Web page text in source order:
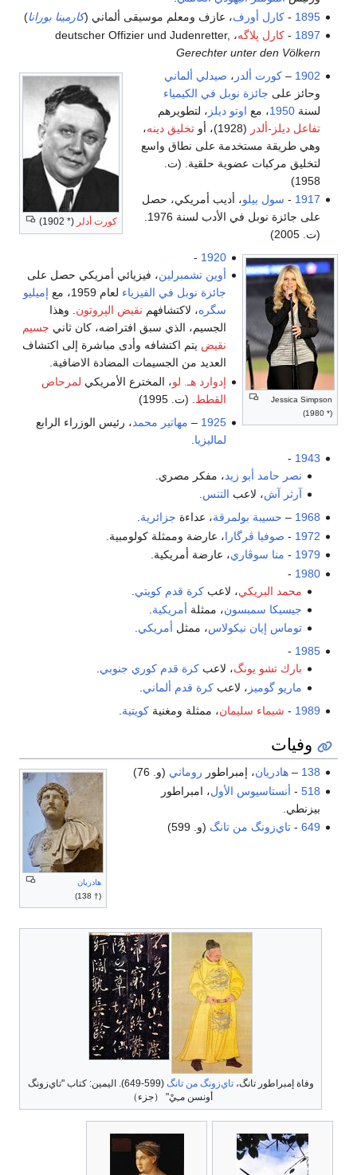
1895
-كارل أورف، عازف ومعلم موسيقى ألماني (كارمينا بورانا)
1897
-كارل پلاگه، deutscher Offizier und Judenretter,
Gerechter unter den Völkern
كورت أدلر (* 1902)
1902
–كورت ألدر ، صيدلي ألماني
وحائز على جائزة نوبل في الكيمياء
لسنة1950، مع اوتو ديلز ، لتطويرهم
تفاعل ديلز-ألدر (1928)، أو تخليق دينه،
وهي طريقة مستخدمة على نطاق واسع
لتخليق مركبات عضوية حلقية. (ت.
1958)
1917
- سول بيلو، أديب أمريكي، حصل
على جائزة نوبل في الأدب لسنة 1976.
(ت. 2005)
Jessica Simpson
(* 1980)
1920
-
أوين تشمبرلين، فيزيائي أمريكي حصل على
جائزة نوبل في الفيزياء لعام 1959، مع
إميليو
سگره، لاكتشافهم نقيض الپروتون. وهذا
الجسيم، الذي سبق افتراضه، كان ثاني جسيم
نقيض يتم اكتشافه وأدى مباشرة إلى اكتشاف
العديد من الجسيمات المضادة الاضافية.
إدوارد هـ. لو، المخترع الأمريكي لمرحاض
القطط . (ت. 1995)
1925
– مهاتير محمد، رئيس الوزراء الرابع
لماليزيا
1943
-
نصر حامد أبو زيد، مفكر مصري.
آرثر آش، لاعب التنس.
1968
– حسيبة بولمرقة، عداءة جزائرية.
1972
- صوفيا ڤرگارا، عارضة وممثلة كولومبية.
1979
- منا سوڤاري، عارضة أمريكية.
1980
-
محمد البريكي، لاعب كرة قدم كويتي
جيسيكا سمبسون، ممثلة أمريكية
توماس إيان نيكولاس، ممثل أمريكي.
1985
-
بارك تشو يونگ، لاعب كرة قدم كوري جنوبي.
ماريو گوميز ، لاعب كرة قدم ألماني
1989
- شيماء سليمان، ممثلة ومغنيةكويتية
وفيات
هادريان
(† 138)
وفاة إمبراطور تانگ،تاي‌زونگ من تانگ
(599-649). اليمين: كتاب "تاي‌زونگ
أونسن مـِيْ" （جزء）
138
–هادريان، إمبراطور روماني (و. 76)
518
- أنستاسيوس الأول، امبراطور
بيزنطي.
649
-تاي‌زونگ من تانگ (و. 599)